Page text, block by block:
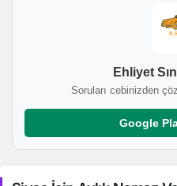
Ehliyet
Soruları cebinizden
Google